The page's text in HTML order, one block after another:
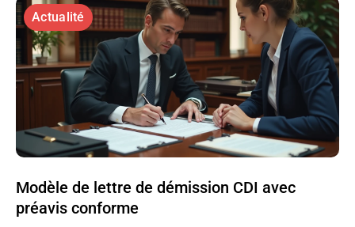
Actualité
Modèle de lettre de démission CDI avec
préavis conforme